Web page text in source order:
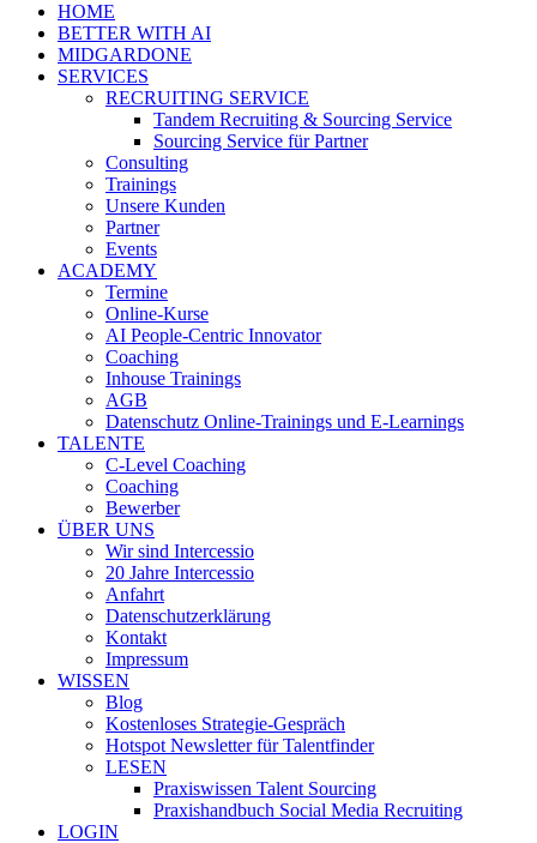
HOME
BETTER WITH AI
MIDGARDONE
SERVICES
RECRUITING SERVICE
Tandem Recruiting & Sourcing Service
Sourcing Service für Partner
Consulting
Trainings
Unsere Kunden
Partner
Events
ACADEMY
Termine
Online-Kurse
AI People-Centric Innovator
Coaching
Inhouse Trainings
AGB
Datenschutz Online-Trainings und E-Learnings
TALENTE
C-Level Coaching
Coaching
Bewerber
ÜBER UNS
Wir sind Intercessio
20 Jahre Intercessio
Anfahrt
Datenschutzerklärung
Kontakt
Impressum
WISSEN
Blog
Kostenloses Strategie-Gespräch
Hotspot Newsletter für Talentfinder
LESEN
Praxiswissen Talent Sourcing
Praxishandbuch Social Media Recruiting
LOGIN